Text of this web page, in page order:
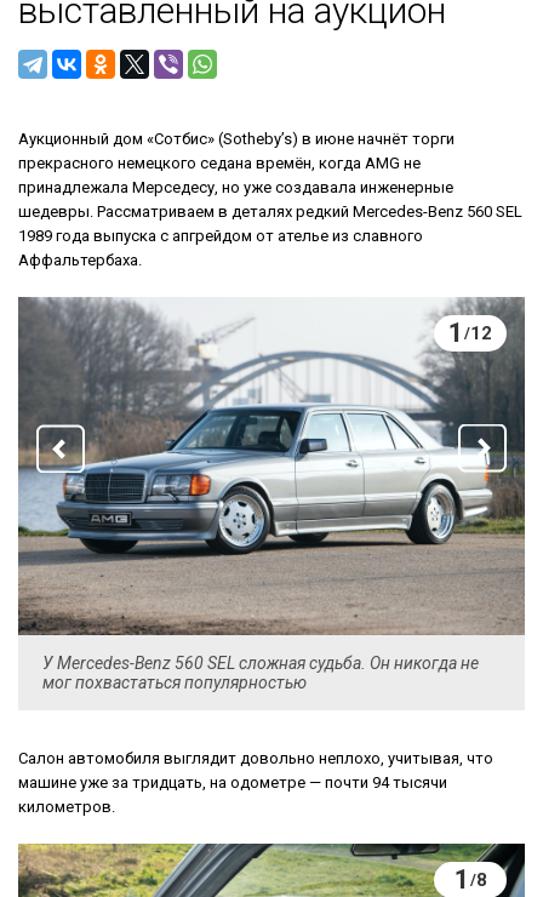
выставленный на аукцион
Аукционный дом «Сотбис» (Sotheby’s) в июне начнёт торги
прекрасного немецкого седана времён, когда AMG не
принадлежала Мерседесу, но уже создавала инженерные
шедевры. Рассматриваем в деталях редкий Mercedes-Benz 560 SEL
1989 года выпуска с апгрейдом от ателье из славного
Аффальтербаха.
1 /12
У Mercedes-Benz 560 SEL сложная судьба. Он никогда не
мог похвастаться популярностью
Салон автомобиля выглядит довольно неплохо, учитывая, что
машине уже за тридцать, на одометре — почти 94 тысячи
километров.
1 /8